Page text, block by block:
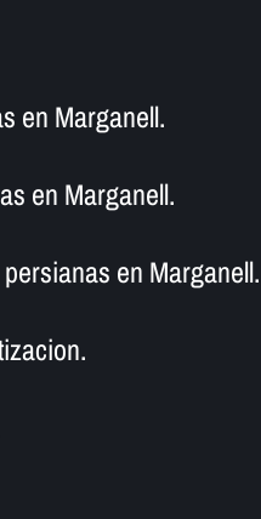
en Marganell.
en Marganell.
en Marganell.